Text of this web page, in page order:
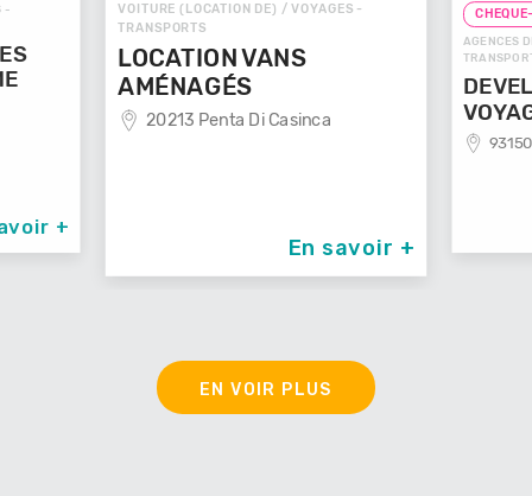
VOITURE (LOCATION DE) / VOYAGES -
TRANSPORTS
LOCATION VANS
AMÉNAGÉS
20213 Penta Di Casinca
En savoir +
CHEQUE-
AGENCES DE
TRANSPORTS
VOYAGES
93150 Le Blanc
EN VOIR PLUS